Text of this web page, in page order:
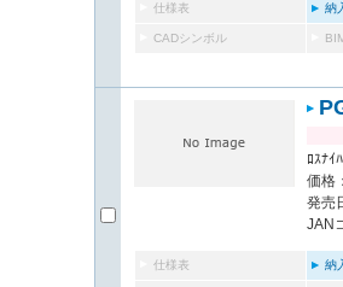
仕様表 納
CADシンボル
ﾛｽﾅｲ
価格
発売
JAN
仕様表 納